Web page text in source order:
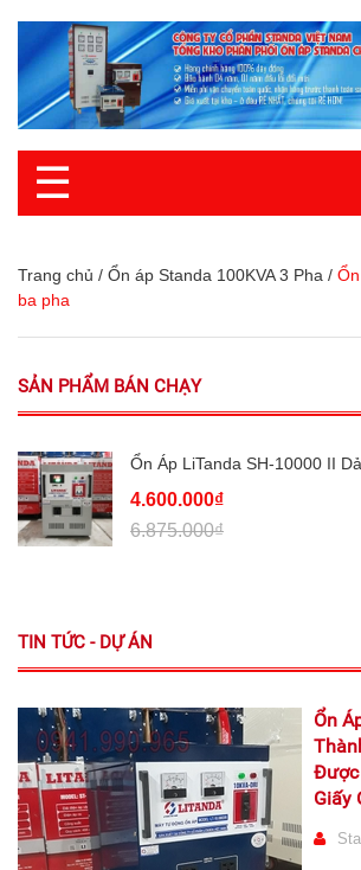
☰
Trang chủ / Ổn áp Standa 100KVA 3 Pha /
ba pha
SẢN PHẨM BÁN CHẠY
Ổn Áp LiTanda SH-10000 II
4.600.000₫
6.875.000₫
TIN TỨC - DỰ ÁN
Ổn
Được
Giấy